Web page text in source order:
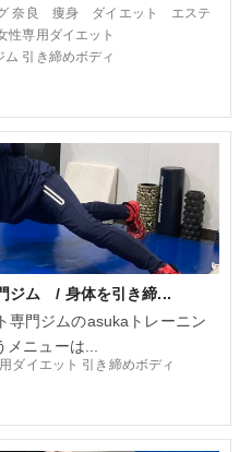
奈良 痩身 ダイエット エステ
性専用ダイエット
ム 引き締めボディ
ジム / 身体を引き締...
専門ジムのasukaトレーニン
メニューは...
ダイエット 引き締めボディ